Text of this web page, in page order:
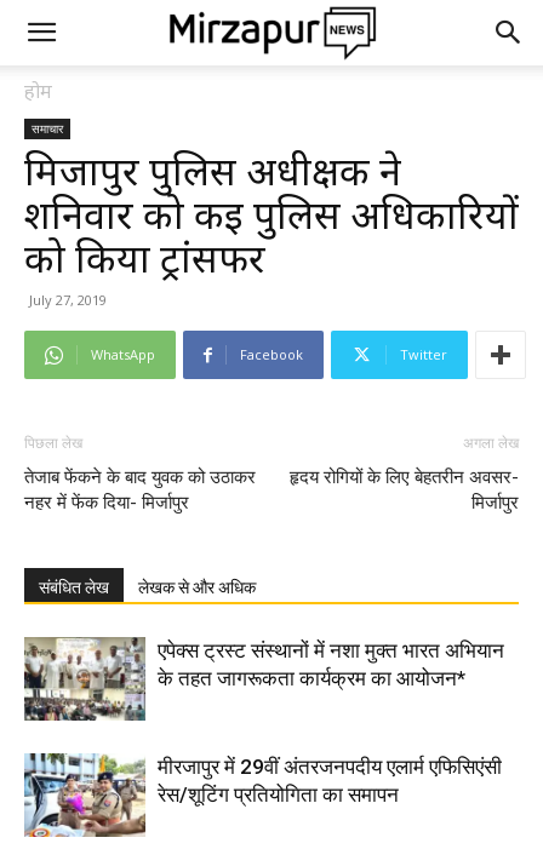
होम
समाचार
मिर्जापुर पुलिस अधीक्षक ने
शनिवार को कई पुलिस अधिकारियों
को किया ट्रांसफर
July 27, 2019
WhatsApp Facebook Twitter
पिछला लेख
तेजाब फेंकने के बाद युवक को उठाकर
नहर में फेंक दिया- मिर्जापुर
अगला लेख
हृदय रोगियों के लिए बेहतरीन अवसर-
मिर्जापुर
संबंधित लेख लेखक से और अधिक
एपेक्स ट्रस्ट संस्थानों में नशा मुक्त भारत अभियान
के तहत जागरूकता कार्यक्रम का आयोजन*
मीरजापुर में 29वीं अंतरजनपदीय एलार्म एफिसिएंसी
रेस/शूटिंग प्रतियोगिता का समापन